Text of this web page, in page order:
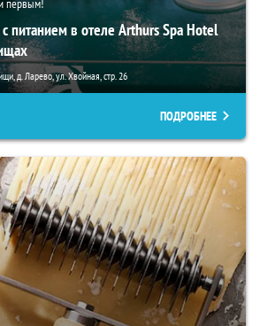
первым!
питанием в отеле Arthurs Spa Hotel
д. Ларево, ул. Хвойная, стр. 26
ПОДРОБНЕЕ